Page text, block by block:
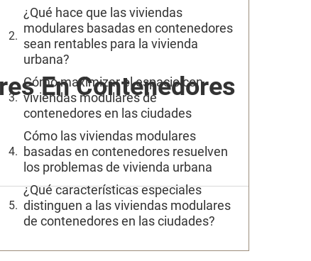
En Contenedores
¿Qué hace que las viviendas
modulares basadas en contenedores
sean rentables para la vivienda
urbana?
Cómo maximizar el espacio con
viviendas modulares de
contenedores en las ciudades
Cómo las viviendas modulares
basadas en contenedores resuelven
los problemas de vivienda urbana
¿Qué características especiales
distinguen a las viviendas modulares
de contenedores en las ciudades?